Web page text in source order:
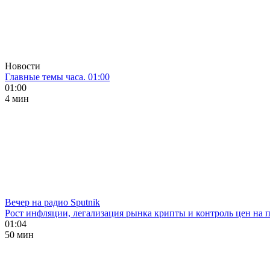
Новости
Главные темы часа. 01:00
01:00
4 мин
Вечер на радио Sputnik
Рост инфляции, легализация рынка крипты и контроль цен на
01:04
50 мин